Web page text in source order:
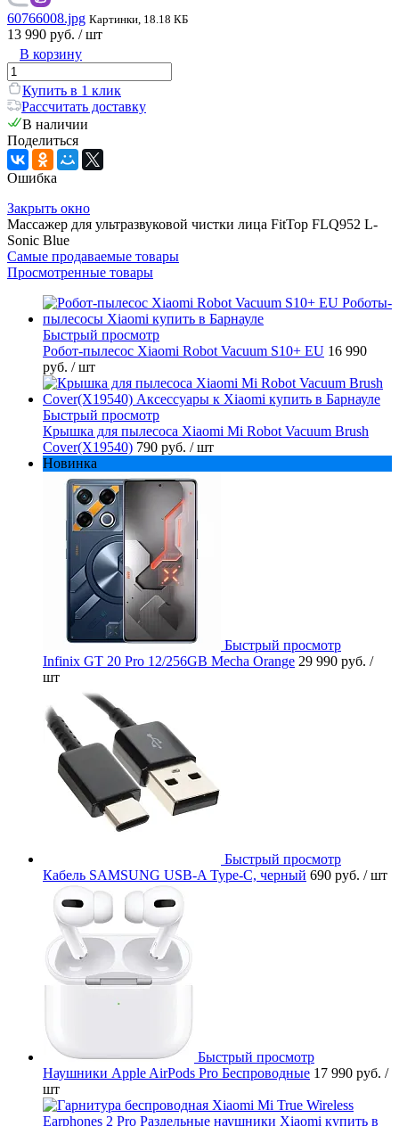
60766008.jpg Картинки, 18.18 КБ
13 990 руб. / шт
В корзину
Купить в 1 клик
Рассчитать доставку
В наличии
Поделиться
Ошибка
Закрыть окно
Массажер для ультразвуковой чистки лица FitTop FLQ952 L-
Sonic Blue
Самые продаваемые товары
Просмотренные товары
Быстрый просмотр
Робот-пылесос Xiaomi Robot Vacuum S10+ EU 16 990
руб. / шт
Быстрый просмотр
Крышка для пылесоса Xiaomi Mi Robot Vacuum Brush
Cover(X19540) 790 руб. / шт
Новинка
Быстрый просмотр
Infinix GT 20 Pro 12/256GB Mecha Orange 29 990 руб. /
шт
Быстрый просмотр
Кабель SAMSUNG USB-A Type-C, черный 690 руб. / шт
Быстрый просмотр
Наушники Apple AirPods Pro Беспроводные 17 990 руб. /
шт